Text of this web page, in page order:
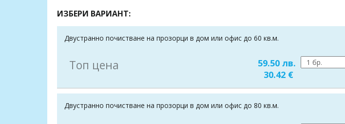
ИЗБЕРИ ВАРИАНТ:
Двустранно почистване на прозорци в дом или офис до 60 кв.м.
Топ цена
59.50 лв.
30.42 €
Двустранно почистване на прозорци в дом или офис до 80 кв.м.